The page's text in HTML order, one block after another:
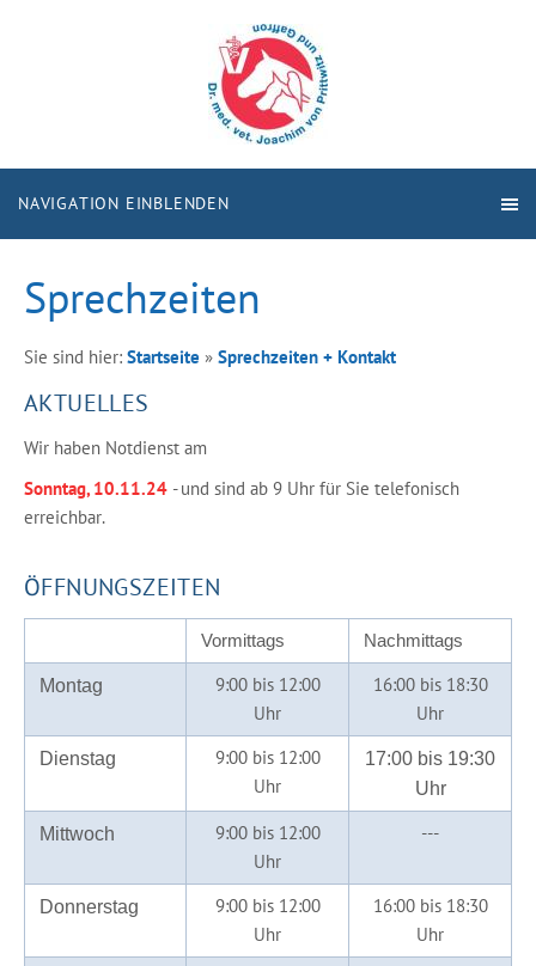
NAVIGATION EINBLENDEN
Sprechzeiten
Sie sind hier: Startseite » Sprechzeiten + Kontakt
AKTUELLES
Wir haben Notdienst am
Sonntag, 10.11.24 - und sind ab 9 Uhr für Sie telefonisch
erreichbar.
ÖFFNUNGSZEITEN
Vormittags Nachmittags
Montag
9:00 bis 12:00
Uhr
16:00 bis 18:30
Uhr
Dienstag
9:00 bis 12:00
Uhr
17:00 bis 19:30
Uhr
Mittwoch
9:00 bis 12:00
Uhr
---
Donnerstag
9:00 bis 12:00
Uhr
16:00 bis 18:30
Uhr